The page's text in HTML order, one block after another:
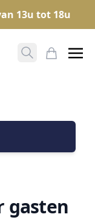
13u tot 18u
ZoekenMijn
gasten